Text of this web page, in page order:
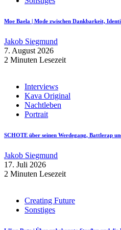
Moe Baela | Mode zwischen Dankbarkeit,
Jakob Siegmund
7. August 2026
2 Minuten Lesezeit
Interviews
Kava Original
Nachtleben
Portrait
SCHOTE über seinen Werdegang, Battlerap
Jakob Siegmund
17. Juli 2026
2 Minuten Lesezeit
Creating Future
Sonstiges